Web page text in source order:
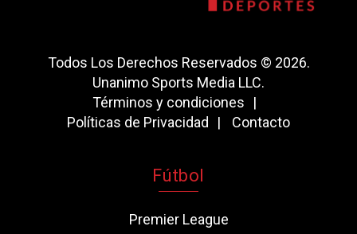
Todos Los Derechos Reservados © 2026.
Unanimo Sports Media LLC.
Términos y condiciones
Políticas de Privacidad
Contacto
Fútbol
Premier League